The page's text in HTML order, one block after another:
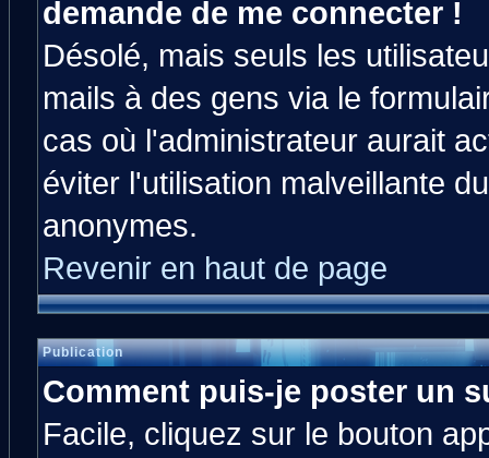
demande de me connecter !
Désolé, mais seuls les
mails à des gens via le
cas où l'administrateur aurait
éviter l'utilisation malveillante
anonymes.
Revenir en haut de page
Publication
Comment puis-je poster un
Facile, cliquez sur le bouton